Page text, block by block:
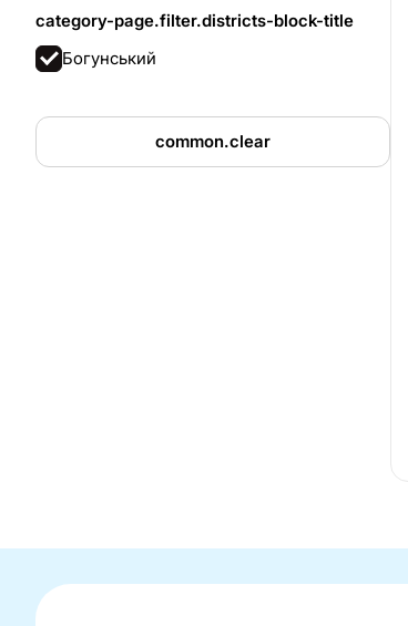
category-page.filter.districts-block-title
Богунський
common.clear